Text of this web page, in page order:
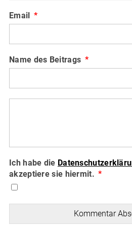
Email
Name des Beitrags
Ich habe die
akzeptiere sie hiermit.
Kommentar